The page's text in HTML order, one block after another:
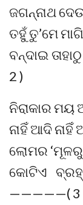
ଜଗନ୍ନାଥ
ତହୁଁ ତୁ’ମେ
ବନ୍ଦାଇ
2 )
ନିରାକାର ମୟ
ନାହିଁ ଆଦି ନାହିଁ
ଲୋମର ‘ମୂଳରୁ
କୋଟିଏ
—————( 3